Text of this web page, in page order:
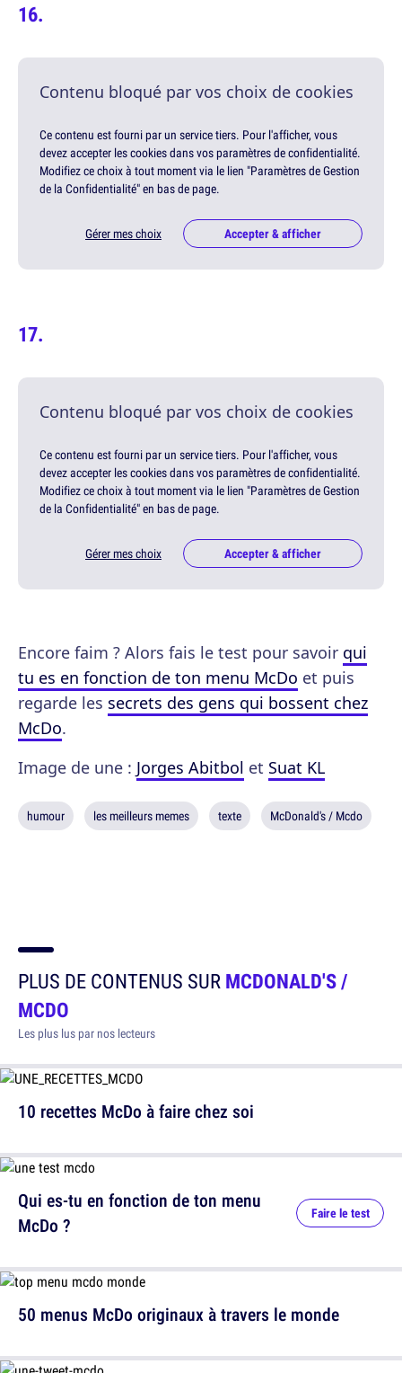
Contenu bloqué par vos choix de cookies
Ce contenu est fourni par un service tiers. Pour l'afficher, vous
devez accepter les cookies dans vos paramètres de confidentialité.
Modifiez ce choix à tout moment via le lien "Paramètres de Gestion
de la Confidentialité" en bas de page.
Gérer mes choix Accepter & afficher
Contenu bloqué par vos choix de cookies
Ce contenu est fourni par un service tiers. Pour l'afficher, vous
devez accepter les cookies dans vos paramètres de confidentialité.
Modifiez ce choix à tout moment via le lien "Paramètres de Gestion
de la Confidentialité" en bas de page.
Gérer mes choix Accepter & afficher
Encore faim ? Alors fais le test pour savoir qui
tu es en fonction de ton menu McDo et puis
regarde les secrets des gens qui bossent chez
McDo.
Image de une : Jorges Abitbol et Suat KL
humour les meilleurs memes texte McDonald's / Mcdo
PLUS DE CONTENUS SURMCDONALD'S /
MCDO
Les plus lus par nos lecteurs
10 recettes McDo à faire chez soi
Qui es-tu en fonction de ton menu
McDo ?
Faire le test
50 menus McDo originaux à travers le monde